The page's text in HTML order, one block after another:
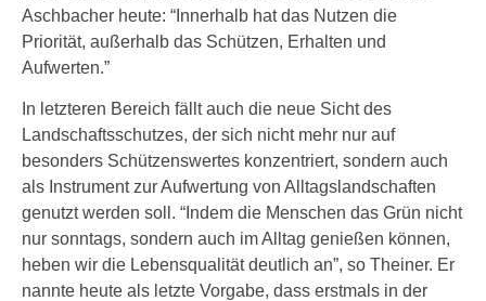
Aschbacher heute: “Innerhalb hat das Nutzen die
Priorität, außerhalb das Schützen, Erhalten und
Aufwerten.”
In letzteren Bereich fällt auch die neue Sicht des
Landschaftsschutzes, der sich nicht mehr nur auf
besonders Schützenswertes konzentriert, sondern auch
als Instrument zur Aufwertung von Alltagslandschaften
genutzt werden soll. “Indem die Menschen das Grün nicht
nur sonntags, sondern auch im Alltag genießen können,
heben wir die Lebensqualität deutlich an”, so Theiner. Er
nannte heute als letzte Vorgabe, dass erstmals in der